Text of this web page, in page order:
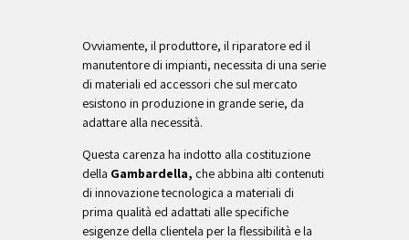
Ovviamente, il produttore, il riparatore ed il
manutentore di impianti, necessita di una serie
di materiali ed accessori che sul mercato
esistono in produzione in grande serie, da
adattare alla necessità.
Questa carenza ha indotto alla costituzione
della Gambardella, che abbina alti contenuti
di innovazione tecnologica a materiali di
prima qualità ed adattati alle specifiche
esigenze della clientela per la flessibilità e la